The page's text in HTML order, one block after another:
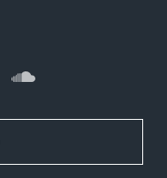
Flickr SoundCloud